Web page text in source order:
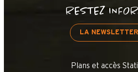
RESTEZ
LA NEWSLETTER
Plans et accès